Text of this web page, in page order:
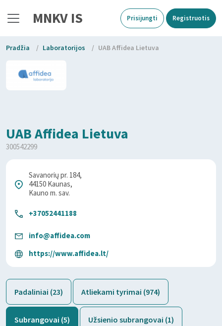
MNKV IS Prisijungti Registruotis
Pradžia / Laboratorijos / UAB Affidea Lietuva
UAB Affidea Lietuva
300542299
Savanorių pr. 184,
44150 Kaunas,
Kauno m. sav.
+37052441188
info@affidea.com
https://www.affidea.lt/
Padaliniai (23) Atliekami tyrimai (974)
Subrangovai (5) Užsienio subrangovai (1)